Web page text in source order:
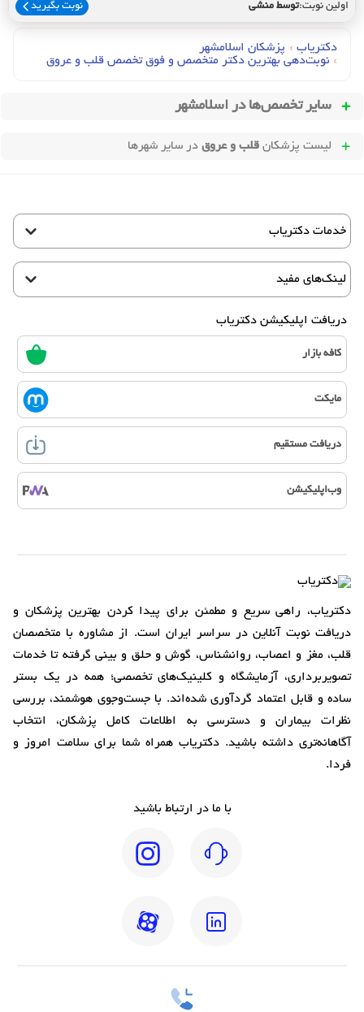
اولین نوبت:توسط منشی نوبت بگیرید
دکتریاب › پزشکان اسلامشهر
› نوبت‌دهی بهترین دکتر متخصص و فوق تخصص قلب و عروق
سایر تخصص‌ها در اسلامشهر
لیست پزشکان قلب و عروق در سایر شهرها
خدمات دکتریاب
لینک‌های مفید
دریافت اپلیکیشن دکتریاب
کافه بازار
مایکت
دریافت مستقیم
وب‌اپلیکیشن
دکتریاب، راهی سریع و مطمئن برای پیدا کردن بهترین پزشکان و
دریافت نوبت آنلاین در سراسر ایران است. از مشاوره با متخصصان
قلب، مغز و اعصاب، روانشناس، گوش و حلق و بینی گرفته تا خدمات
تصویربرداری، آزمایشگاه و کلینیک‌های تخصصی؛ همه در یک بستر
ساده و قابل اعتماد گردآوری شده‌اند. با جست‌وجوی هوشمند، بررسی
نظرات بیماران و دسترسی به اطلاعات کامل پزشکان، انتخاب
آگاهانه‌تری داشته باشید. دکتریاب همراه شما برای سلامت امروز و
فردا.
با ما در ارتباط باشید